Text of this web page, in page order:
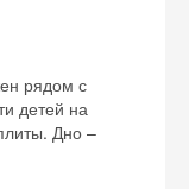
рядом с
детей на
Дно –